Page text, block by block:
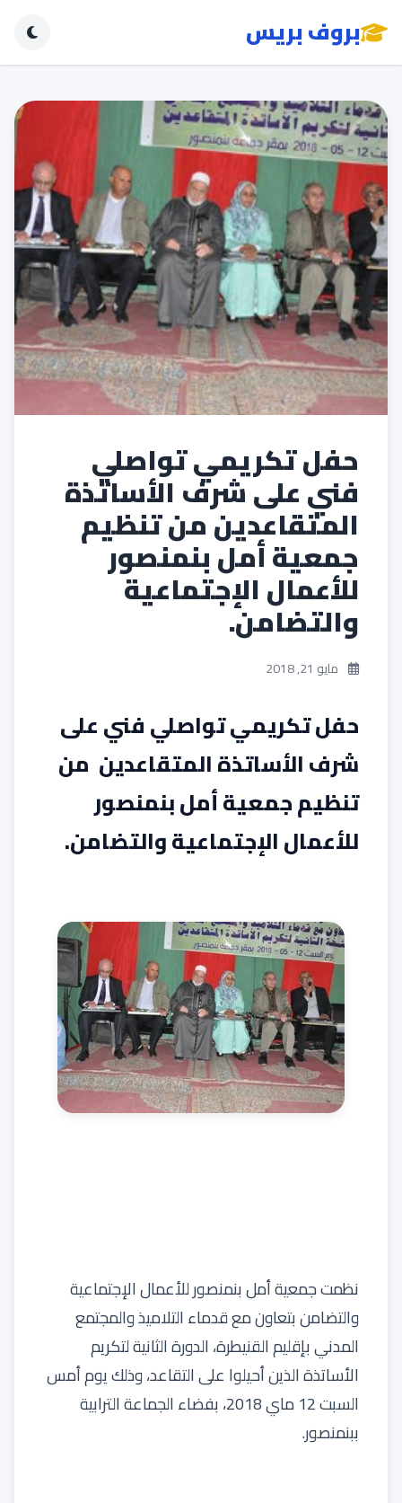
بروف بريس
حفل تكريمي تواصلي
فني على شرف الأساتذة
المتقاعدين من تنظيم
جمعية أمل بنمنصور
للأعمال الإجتماعية
والتضامن.
مايو 21, 2018
حفل تكريمي تواصلي فني على
شرف الأساتذة المتقاعدين من
تنظيم جمعية أمل بنمنصور
للأعمال الإجتماعية والتضامن.
نظمت جمعية أمل بنمنصور للأعمال الإجتماعية
والتضامن بتعاون مع قدماء التلاميذ والمجتمع
المدني بإقليم القنيطرة، الدورة الثانية لتكريم
الأساتذة الذين أحيلوا على التقاعد، وذلك يوم أمس
السبت 12 ماي 2018، بفضاء الجماعة الترابية
ببنمنصور.